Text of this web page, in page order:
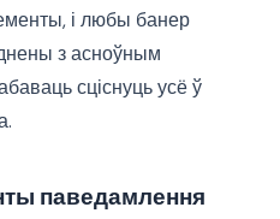
і любы банер
з асноўным
сціснуць усё ў
паведамлення